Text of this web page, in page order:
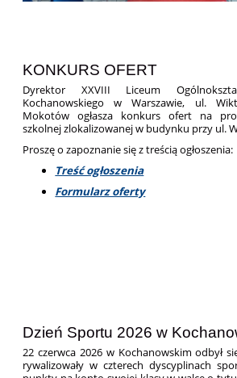
KONKURS OFERT
Dyrektor XXVIII Liceum
Kochanowskiego w Warszawie, ul.
Mokotów ogłasza konkurs ofert na
szkolnej zlokalizowanej w budynku przy ul.
Proszę o zapoznanie się z treścią ogłoszenia:
Treść ogłoszenia
Formularz oferty
Dzień Sportu 2026 w
22 czerwca 2026 w Kochanowskim odbył
rywalizowały w czterech dyscyplinach